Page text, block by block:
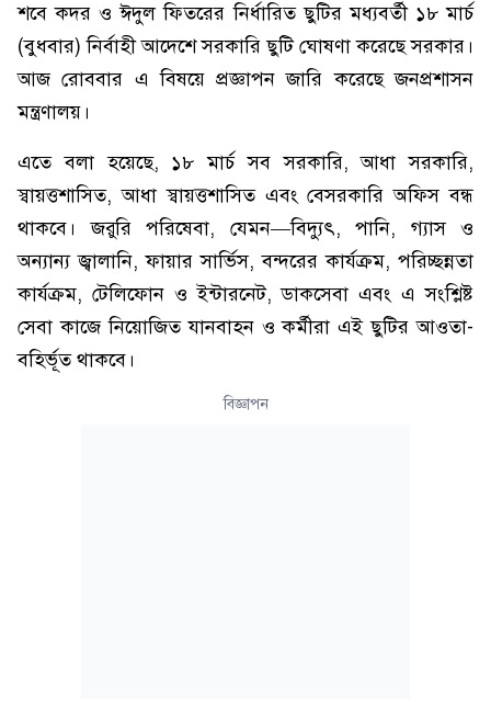
শবে কদর ও ঈদুল ফিতরের নির্ধারিত ছুটির মধ্যবর্তী ১৮ মার্চ
(বুধবার) নির্বাহী আদেশে সরকারি ছুটি ঘোষণা করেছে সরকার।
আজ রোববার এ বিষয়ে প্রজ্ঞাপন জারি করেছে জনপ্রশাসন
মন্ত্রণালয়।
এতে বলা হয়েছে, ১৮ মার্চ সব সরকারি, আধা সরকারি,
স্বায়ত্তশাসিত, আধা স্বায়ত্তশাসিত এবং বেসরকারি অফিস বন্ধ
থাকবে। জরুরি পরিষেবা, যেমন—বিদ্যুৎ, পানি, গ্যাস ও
অন্যান্য জ্বালানি, ফায়ার সার্ভিস, বন্দরের কার্যক্রম, পরিচ্ছন্নতা
কার্যক্রম, টেলিফোন ও ইন্টারনেট, ডাকসেবা এবং এ সংশ্লিষ্ট
সেবা কাজে নিয়োজিত যানবাহন ও কর্মীরা এই ছুটির আওতা-
বহির্ভূত থাকবে।
বিজ্ঞাপন